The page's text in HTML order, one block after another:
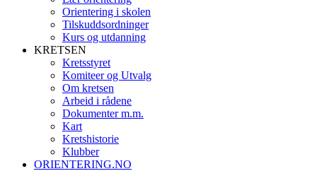
Orientering i skolen
Tilskuddsordninger
Kurs og utdanning
KRETSEN
Kretsstyret
Komiteer og Utvalg
Om kretsen
Arbeid i rådene
Dokumenter m.m.
Kart
Kretshistorie
Klubber
ORIENTERING.NO